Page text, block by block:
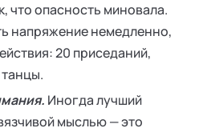
что опасность миновала.
напряжение немедленно,
20 приседаний,
Иногда лучший
мыслью — это